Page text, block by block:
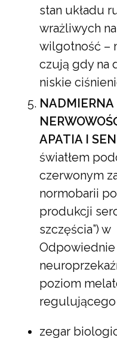
stan układu
wrażliwych
wilgotność –
czują gdy na
niskie
APATIA I
światłem
czerwonym
normobarii
produkcji
szczęścia”)
poziom
regulującego
zegar